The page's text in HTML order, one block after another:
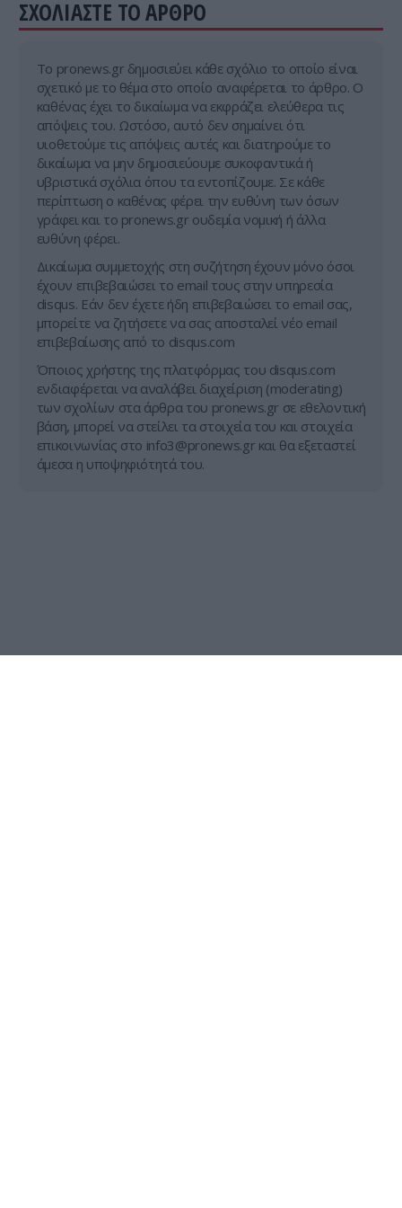
ΥΓΕΙΑ 06:40
Μεγάλη προσοχή: Η στάση του σεξ που
άντρες και γυναίκες
ΣΧΟΛΙΑΣΤΕ ΤΟ ΑΡΘΡΟ
Tο pronews.gr δημοσιεύει κάθε σχόλιο το οποίο είναι
σχετικό με το θέμα στο οποίο αναφέρεται το άρθρο. Ο
καθένας έχει το δικαίωμα να εκφράζει ελεύθερα τις
απόψεις του. Ωστόσο, αυτό δεν σημαίνει ότι
υιοθετούμε τις απόψεις αυτές και διατηρούμε το
δικαίωμα να μην δημοσιεύουμε συκοφαντικά ή
υβριστικά σχόλια όπου τα εντοπίζουμε. Σε κάθε
περίπτωση ο καθένας φέρει την ευθύνη των όσων
γράφει και το pronews.gr ουδεμία νομική ή άλλα
ευθύνη φέρει.
Δικαίωμα συμμετοχής στη συζήτηση έχουν μόνο όσοι
έχουν επιβεβαιώσει το email τους στην υπηρεσία
disqus. Εάν δεν έχετε ήδη επιβεβαιώσει το email σας,
μπορείτε να ζητήσετε να σας αποσταλεί νέο email
επιβεβαίωσης από το disqus.com
Όποιος χρήστης της πλατφόρμας του disqus.com
ενδιαφέρεται να αναλάβει διαχείριση (moderating)
των σχολίων στα άρθρα του pronews.gr σε εθελοντική
βάση, μπορεί να στείλει τα στοιχεία του και στοιχεία
επικοινωνίας στο info3@pronews.gr και θα εξεταστεί
άμεσα η υποψηφιότητά του.